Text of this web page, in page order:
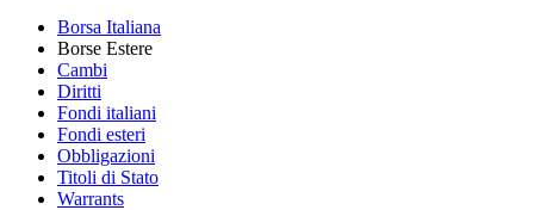
Borsa Italiana
Borse Estere
Cambi
Diritti
Fondi italiani
Fondi esteri
Obbligazioni
Titoli di Stato
Warrants